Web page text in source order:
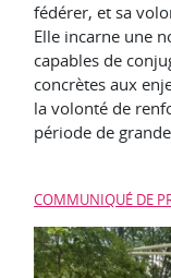
fédérer, et sa
Elle incarne une
capables de
concrètes aux
la volonté de
période de
COMMUNIQUÉ DE